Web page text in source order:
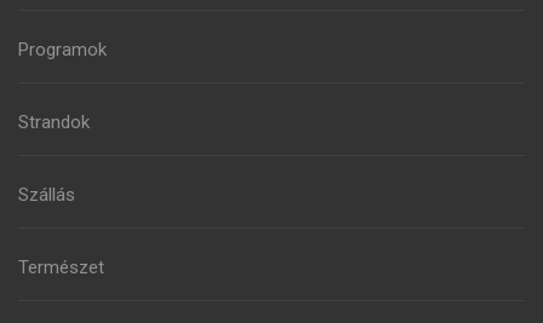
Programok
Strandok
Szállás
Természet